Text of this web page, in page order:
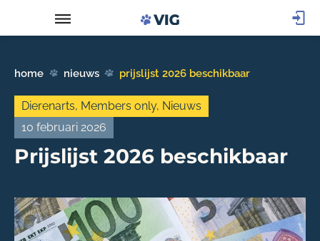
home nieuws prijslijst 2026 beschikbaar
Dierenarts, Members only, Nieuws
10 februari 2026
Prijslijst 2026 beschikbaar